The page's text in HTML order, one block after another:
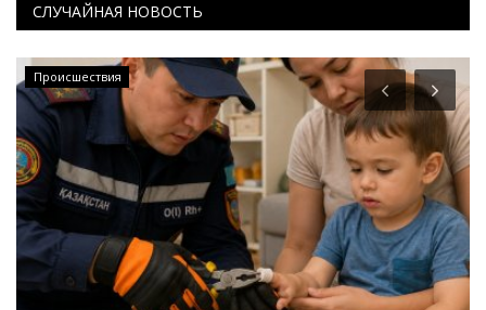
СЛУЧАЙНАЯ НОВОСТЬ
Происшествия